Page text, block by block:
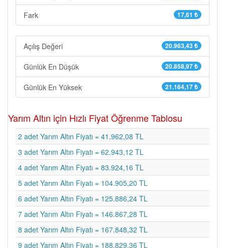
17,61 ₺
Fark
20.963,43 ₺
Açılış Değeri
20.858,97 ₺
Günlük En Düşük
21.164,17 ₺
Günlük En Yüksek
Yarım Altın için Hızlı Fiyat Öğrenme Tablosu
2 adet Yarım Altın Fiyatı = 41.962,08 TL
3 adet Yarım Altın Fiyatı = 62.943,12 TL
4 adet Yarım Altın Fiyatı = 83.924,16 TL
5 adet Yarım Altın Fiyatı = 104.905,20 TL
6 adet Yarım Altın Fiyatı = 125.886,24 TL
7 adet Yarım Altın Fiyatı = 146.867,28 TL
8 adet Yarım Altın Fiyatı = 167.848,32 TL
9 adet Yarım Altın Fiyatı = 188.829,36 TL